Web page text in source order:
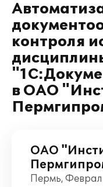
контроля
в ОАО
ОАО
Пермь,